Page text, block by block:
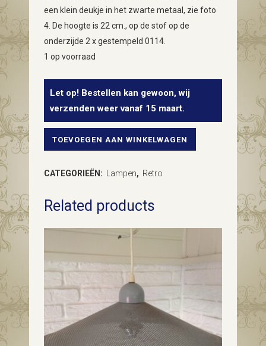
een klein deukje in het zwarte metaal, zie foto
4. De hoogte is 22 cm., op de stof op de
onderzijde 2 x gestempeld 0114.
1 op voorraad
Let op! Bestellen kan gewoon, wij
verzenden weer vanaf 15 maart.
Vintage
lamp
van
glas
en
metaal
de
TOEVOEGEN AAN WINKELWAGEN
CATEGORIEËN: Lampen, Retro
Related products